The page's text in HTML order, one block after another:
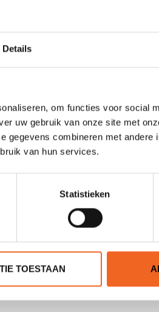
Details
om functies voor social
uw gebruik van onze site met
gegevens combineren met andere
van hun services.
Statistieken
TOESTAAN
voorraad modellen op en
de kuip, hierdoor heeft de
meerdaagse tochten.